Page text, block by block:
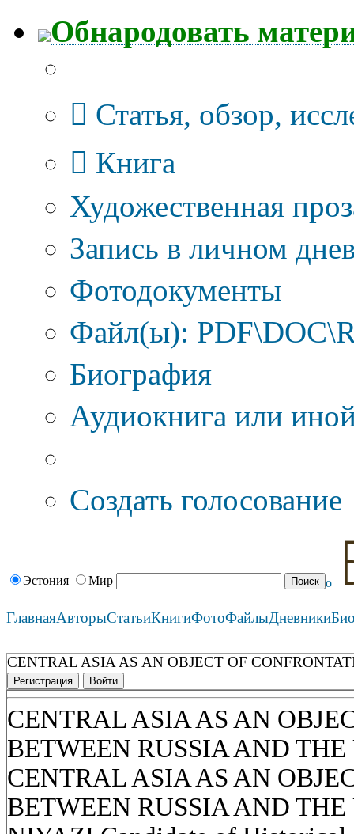
Обнародовать
Статья, обзор,
Книга
Художественная
Запись в личном
Фотодокументы
Файл(ы):
Биография
Аудиокнига или
Создать голосование
Эстония Мир
ГлавнаяАвторыСтатьиКнигиФотоФайлыДневники
CENTRAL ASIA AS AN OBJECT OF
Регистрация Войти
CENTRAL ASIA AS AN
BETWEEN RUSSIA AND THE
CENTRAL ASIA AS AN
BETWEEN RUSSIA AND